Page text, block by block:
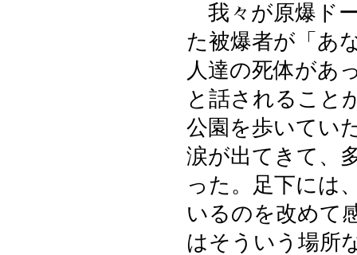
我々が原爆ド
た被爆者が「あ
人達の死体があ
と話されること
公園を歩いてい
涙が出てきて、
った。足下には
いるのを改めて
はそういう場所